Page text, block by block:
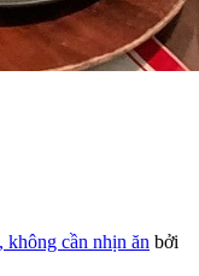
không cần nhịn ăn bởi